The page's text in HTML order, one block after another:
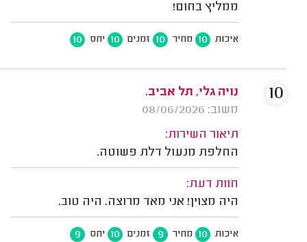
ממליץ בחום!
איכות 10 מחיר 10 זמנים 10 יחס 10
נויה גלי, תל אביב.
משוב: 08/06/2026
תיאור השירות:
החלפת מנעול דלת פשוטה.
חוות דעת:
היה מצוין! אני מאד מרוצה. היה טוב.
איכות 10 מחיר 9 זמנים 10 יחס 9
10